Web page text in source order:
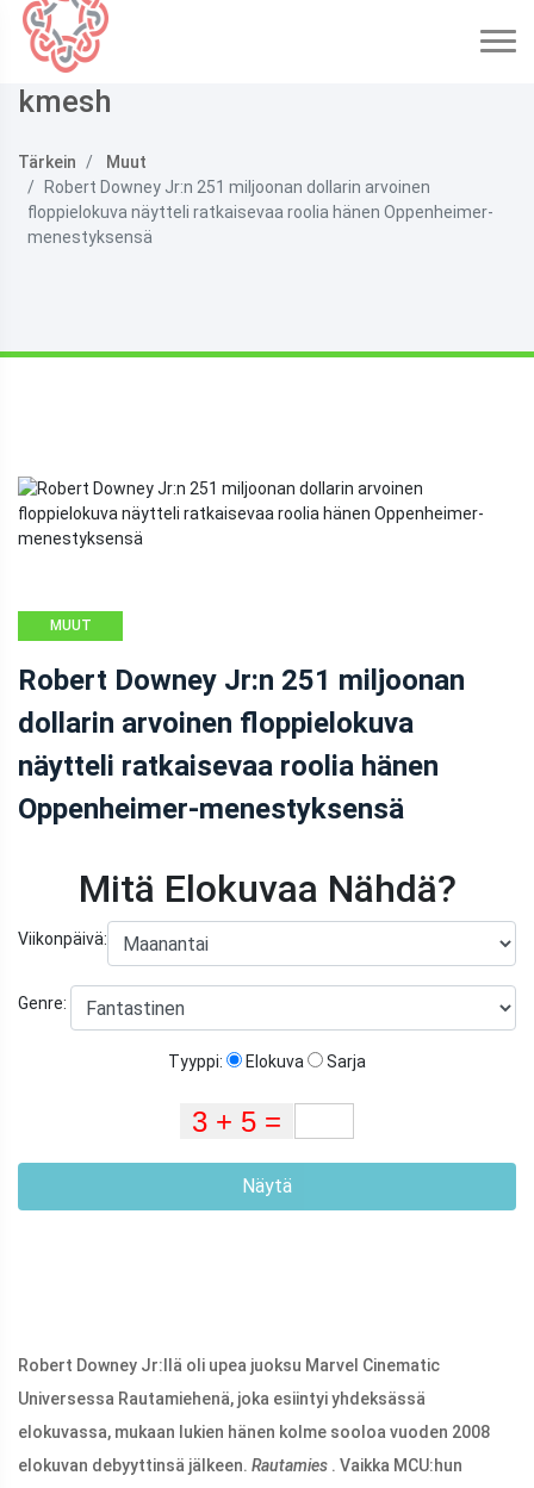
kmesh
Tärkein
Muut
Robert Downey Jr:n 251 miljoonan dollarin arvoinen
floppielokuva näytteli ratkaisevaa roolia hänen Oppenheimer-
menestyksensä
MUUT
Robert Downey Jr:n 251 miljoonan
dollarin arvoinen floppielokuva
näytteli ratkaisevaa roolia hänen
Oppenheimer-menestyksensä
Mitä Elokuvaa Nähdä?
Viikonpäivä:
Genre:
Tyyppi: Elokuva Sarja
Näytä
Robert Downey Jr:llä oli upea juoksu Marvel Cinematic
Universessa Rautamiehenä, joka esiintyi yhdeksässä
elokuvassa, mukaan lukien hänen kolme sooloa vuoden 2008
elokuvan debyyttinsä jälkeen. Rautamies . Vaikka MCU:hun